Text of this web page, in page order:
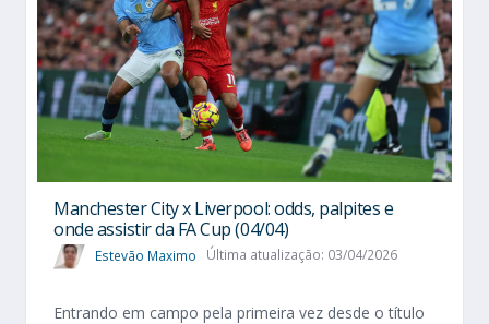
Manchester City x Liverpool: odds, palpites e
onde assistir da FA Cup (04/04)
Estevão Maximo Última atualização: 03/04/2026
Entrando em campo pela primeira vez desde o título